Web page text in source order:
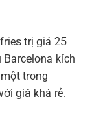
trị giá 25
Barcelona kích
trong
giá khá rẻ.